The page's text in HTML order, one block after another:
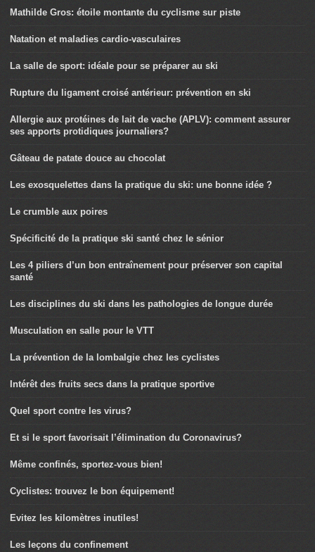
Mathilde Gros: étoile montante du cyclisme sur piste
Natation et maladies cardio-vasculaires
La salle de sport: idéale pour se préparer au ski
Rupture du ligament croisé antérieur: prévention en ski
Allergie aux protéines de lait de vache (APLV): comment assurer
ses apports protidiques journaliers?
Gâteau de patate douce au chocolat
Les exosquelettes dans la pratique du ski: une bonne idée ?
Le crumble aux poires
Spécificité de la pratique ski santé chez le sénior
Les 4 piliers d’un bon entraînement pour préserver son capital
santé
Les disciplines du ski dans les pathologies de longue durée
Musculation en salle pour le VTT
La prévention de la lombalgie chez les cyclistes
Intérêt des fruits secs dans la pratique sportive
Quel sport contre les virus?
Et si le sport favorisait l’élimination du Coronavirus?
Même confinés, sportez-vous bien!
Cyclistes: trouvez le bon équipement!
Evitez les kilomètres inutiles!
Les leçons du confinement